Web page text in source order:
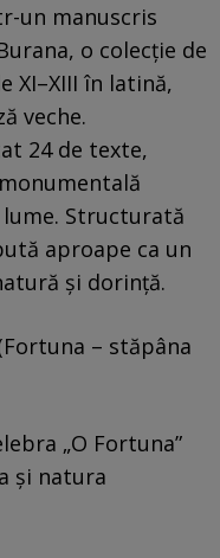
un manuscris
o colecție de
XI–XIII în latină,
veche.
24 de texte,
Structurată
aproape ca un
și dorință.
– stăpâna
„O Fortuna”
și natura